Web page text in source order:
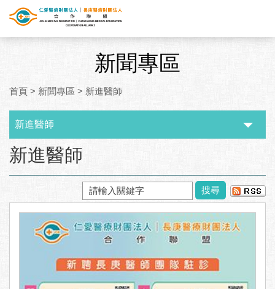
新聞專區
首頁 > 新聞專區 > 新進醫師
新進醫師
:::
新進醫師
搜尋